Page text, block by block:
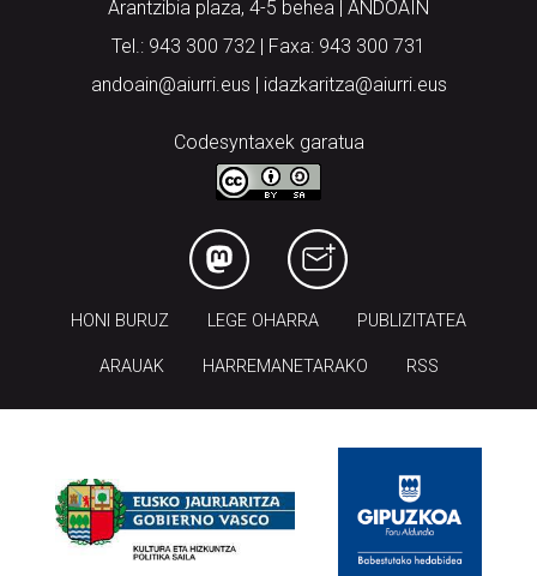
Arantzibia plaza, 4-5 behea | ANDOAIN
Tel.: 943 300 732 | Faxa: 943 300 731
andoain@aiurri.eus | idazkaritza@aiurri.eus
Codesyntaxek garatua
HONI BURUZ LEGE OHARRA PUBLIZITATEA
ARAUAK HARREMANETARAKO RSS